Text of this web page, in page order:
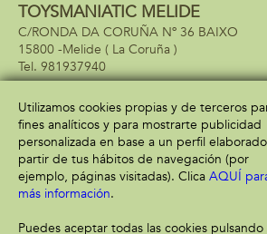
TOYSMANIATIC MELIDE
C/RONDA DA CORUÑA Nº 36 BAIXO
15800 -Melide ( La Coruña )
981937940
Información
Aviso legal
Política de privacidad
Política de cookies
Utilizamos cookies propias y de terceros
fines analíticos y para mostrarte publicidad
personalizada en base a un perfil
partir de tus hábitos de navegación (por
ejemplo, páginas visitadas). Clica AQUÍ
más información.
Puedes aceptar todas las cookies pulsando